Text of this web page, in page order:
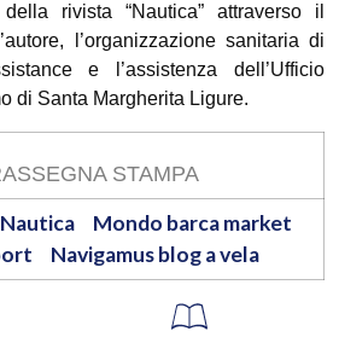
rivista “Nautica” attraverso il
l’organizzazione sanitaria di
e l’assistenza dell’Ufficio
di Santa Margherita Ligure.
STAMPA
Nautica
Mondo barca market
Navigamus blog a vela